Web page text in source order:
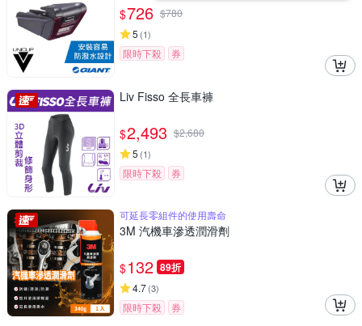
$726 $780
5 (1)
限時下殺 券
Liv Fisso 全長車褲
$2,493 $2,680
5 (1)
限時下殺 券
可延長零組件的使用壽命
3M 汽機車滲透潤滑劑
$132 89折
4.7(3)
限時下殺
券